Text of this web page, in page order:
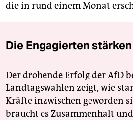
die in rund einem Monat
Die Engagierten stärken
Der drohende Erfolg der AfD
Landtagswahlen zeigt, wie
Kräfte inzwischen geworden
braucht es Zusammenhalt